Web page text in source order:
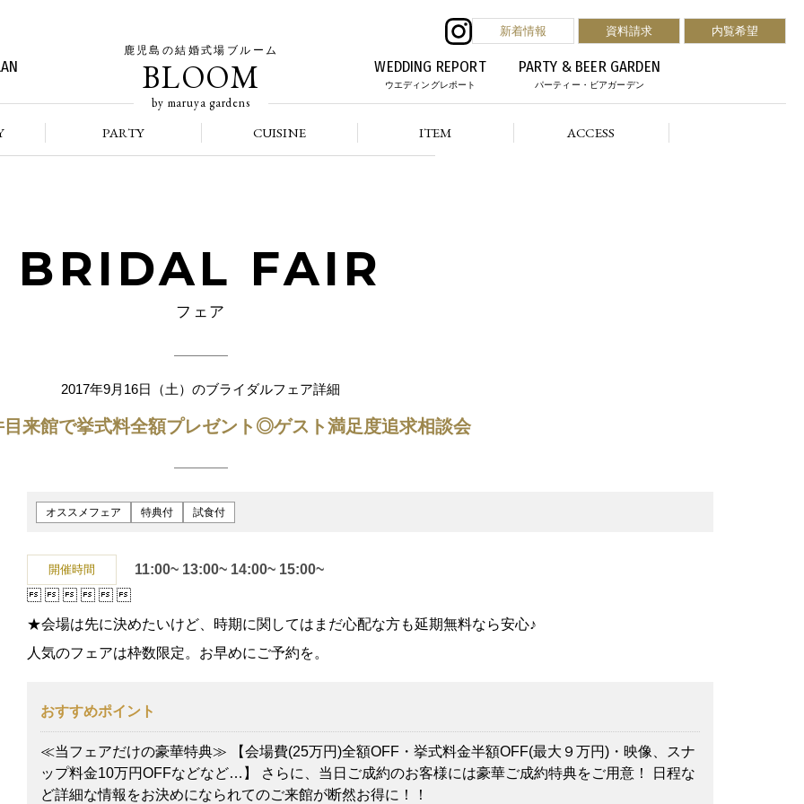
新着情報 資料請求 内覧希望
鹿児島の結婚式場ブルーム
BLOOM WEDDING REPORT
ウエディングレポート
PARTY & BEER GARDEN
パーティー・ビアガーデン
by maruya gardens
PARTY CUISINE ITEM ACCESS
BRIDAL FAIR
フェア
2017年9月16日（土）のブライダルフェア詳細
来館で挙式料全額プレゼント◎ゲスト満足度追求相談会
オススメフェア 特典付 試食付
開催時間 11:00~ 13:00~ 14:00~ 15:00~
★会場は先に決めたいけど、時期に関してはまだ心配な方も延期無料なら安心♪
人気のフェアは枠数限定。お早めにご予約を。
おすすめポイント
≪当フェアだけの豪華特典≫ 【会場費(25万円)全額OFF・挙式料金半額OFF(最大９万円)・映像、スナ
ップ料金10万円OFFなどなど…】 さらに、当日ご成約のお客様には豪華ご成約特典をご用意！ 日程な
ど詳細な情報をお決めになられてのご来館が断然お得に！！